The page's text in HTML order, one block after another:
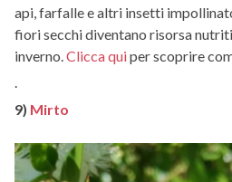
api, farfalle e altri insetti
fiori secchi diventano risorsa
inverno. Clicca quiper scoprire
.
9) Mirto